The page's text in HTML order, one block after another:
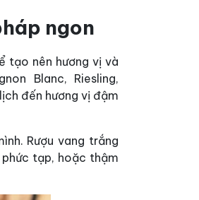
ngon
tạo nên hương vị và
Blanc, Riesling,
đến hương vị đậm
Rượu vang trắng
tạp, hoặc thậm